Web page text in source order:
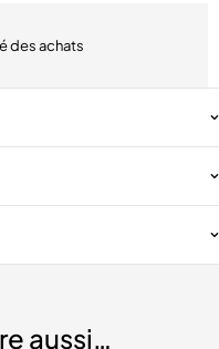
des achats
aussi…